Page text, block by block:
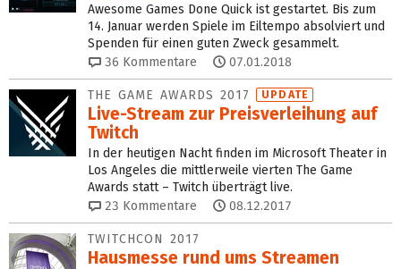
Awesome Games Done Quick ist gestartet. Bis zum
14. Januar werden Spiele im Eiltempo absolviert und
Spenden für einen guten Zweck gesammelt.
36 Kommentare 07.01.2018
THE GAME AWARDS 2017 UPDATE
Live-Stream zur Preisverleihung auf
Twitch
In der heutigen Nacht finden im Microsoft Theater in
Los Angeles die mittlerweile vierten The Game
Awards statt – Twitch überträgt live.
23 Kommentare 08.12.2017
TWITCHCON 2017
Hausmesse rund ums Streamen